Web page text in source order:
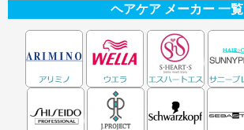
ヘアケア メーカー 一覧